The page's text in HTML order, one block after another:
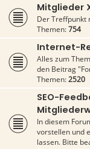
Mitglieder
Der Treffpunkt
Themen:754
Internet-
Alles zum
den Beitrag
Themen:2520
SEO-
In diesem
vorstellen und
lassen. Bitte